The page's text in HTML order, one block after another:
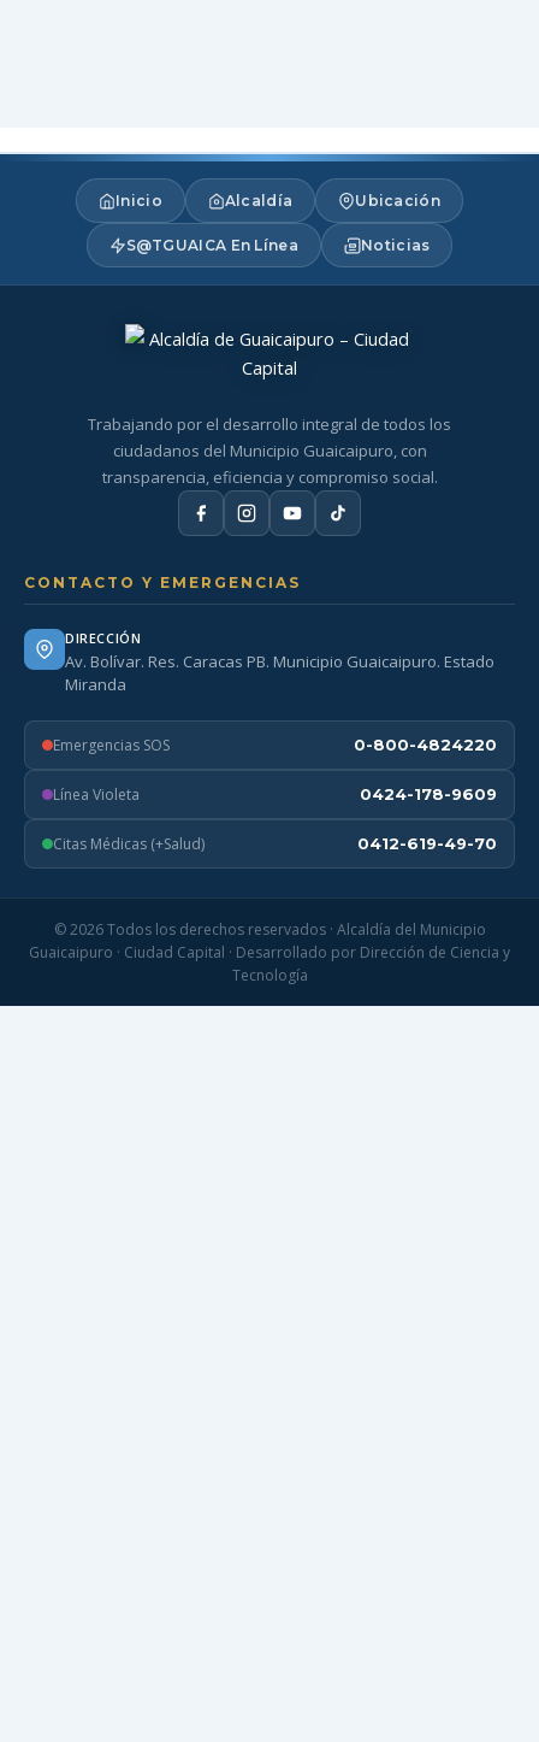
Inicio Alcaldía Ubicación
S@TGUAICA En Línea Noticias
Trabajando por el desarrollo integral de todos los
ciudadanos del Municipio Guaicaipuro, con
transparencia, eficiencia y compromiso social.
CONTACTO Y EMERGENCIAS
DIRECCIÓN
Av. Bolívar. Res. Caracas PB. Municipio Guaicaipuro. Estado
Miranda
Emergencias SOS 0-800-4824220
Línea Violeta 0424-178-9609
Citas Médicas (+Salud) 0412-619-49-70
© 2026 Todos los derechos reservados · Alcaldía del Municipio
Guaicaipuro · Ciudad Capital · Desarrollado por Dirección de Ciencia y
Tecnología